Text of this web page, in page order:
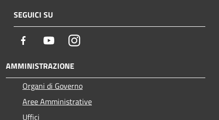
SEGUICI SU
Facebook YoutubeInstagram
AMMINISTRAZIONE
Organi di Governo
Aree Amministrative
Uffici